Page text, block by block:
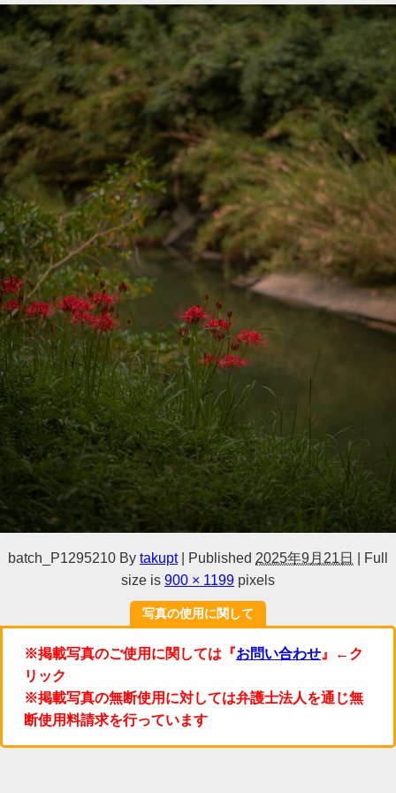
batch_P1295210 By takupt Published 2025年9月21日
Full
size is 900 × 1199 pixels
写真の使用に関して
※掲載写真のご使用に関しては『お問い合わせ 』←ク
リック
※掲載写真の無断使用に対しては弁護士法人を通じ無
断使用料請求を行っています